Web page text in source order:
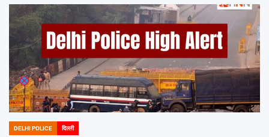
POSTED
DELHI POLICE दिल्ली